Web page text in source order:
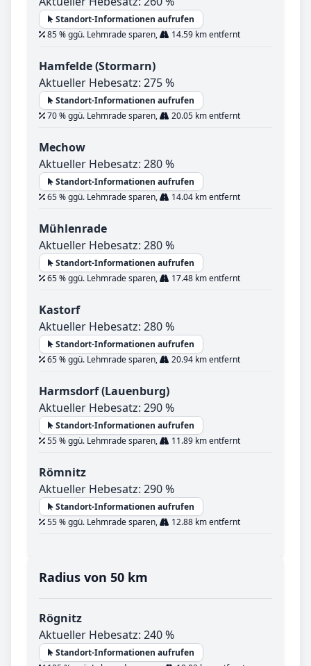
Standort-Informationen aufrufen
85 % ggü. Lehmrade sparen,
14.59 km entfernt
Hamfelde (Stormarn)
Aktueller Hebesatz: 275 %
Standort-Informationen aufrufen
70 % ggü. Lehmrade sparen,
20.05 km entfernt
Mechow
Aktueller Hebesatz: 280 %
Standort-Informationen aufrufen
65 % ggü. Lehmrade sparen,
14.04 km entfernt
Mühlenrade
Aktueller Hebesatz: 280 %
Standort-Informationen aufrufen
65 % ggü. Lehmrade sparen,
17.48 km entfernt
Kastorf
Aktueller Hebesatz: 280 %
Standort-Informationen aufrufen
65 % ggü. Lehmrade sparen,
20.94 km entfernt
Harmsdorf (Lauenburg)
Aktueller Hebesatz: 290 %
Standort-Informationen aufrufen
55 % ggü. Lehmrade sparen,
11.89 km entfernt
Römnitz
Aktueller Hebesatz: 290 %
Standort-Informationen aufrufen
55 % ggü. Lehmrade sparen,
12.88 km entfernt
Radius von 50 km
Rögnitz
Aktueller Hebesatz: 240 %
Standort-Informationen aufrufen